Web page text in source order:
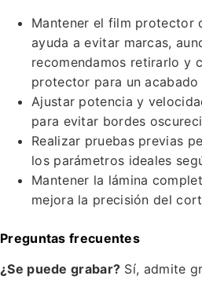
Mantener el film protector
ayuda a evitar marcas,
recomendamos retirarlo y
protector para un acabado
Ajustar potencia y
para evitar bordes
Realizar pruebas previas
los parámetros ideales
Mantener la lámina
mejora la precisión del
Preguntas frecuentes
¿Se puede grabar? Sí, admite